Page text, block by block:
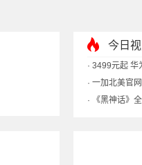
今日
3499元起
·《黑神话》
· 显卡一夜涨